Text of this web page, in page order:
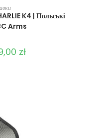
K4 | Польські
Arms
zł